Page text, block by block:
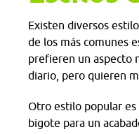
Existen diversos
de los más comunes
prefieren un aspecto
diario, pero quieren
Otro estilo popular
bigote para un